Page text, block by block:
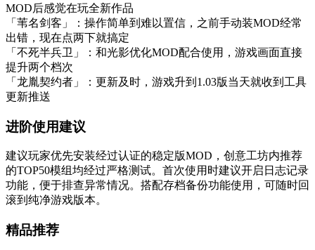
MOD后感觉在玩全新作品
「苇名剑客」：操作简单到难以置信，之前手动装MOD经常
出错，现在点两下就搞定
「不死半兵卫」：和光影优化MOD配合使用，游戏画面直接
提升两个档次
「龙胤契约者」：更新及时，游戏升到1.03版当天就收到工具
更新推送
进阶使用建议
建议玩家优先安装经过认证的稳定版MOD，创意工坊内推荐
的TOP50模组均经过严格测试。首次使用时建议开启日志记录
功能，便于排查异常情况。搭配存档备份功能使用，可随时回
滚到纯净游戏版本。
精品推荐